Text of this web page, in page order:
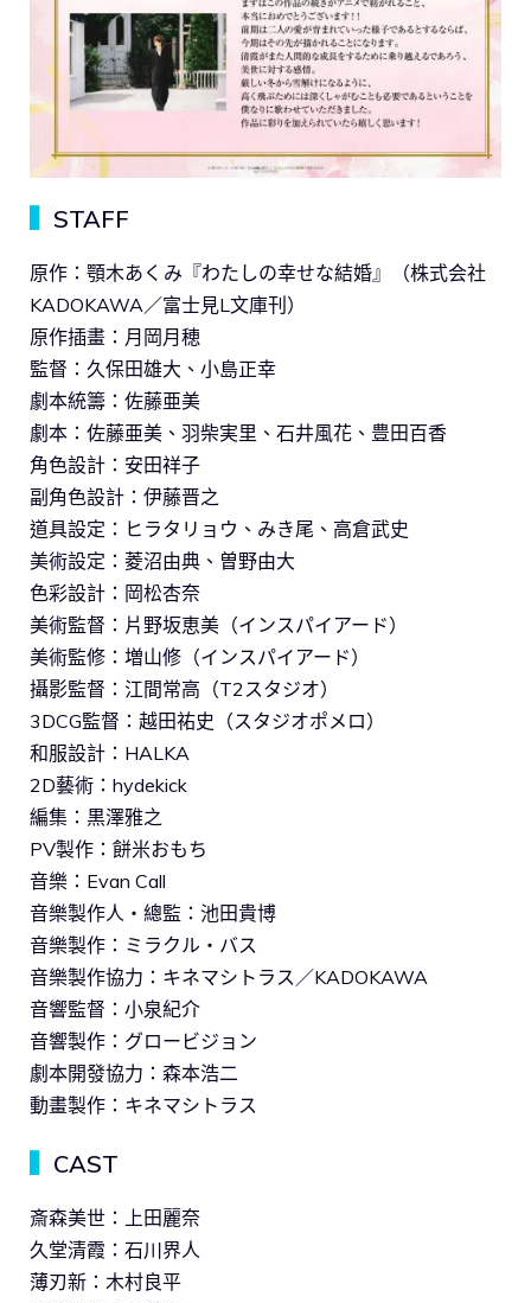
STAFF
原作：顎木あくみ『わたしの幸せな結婚』（株式会社
KADOKAWA／富士見L文庫刊）
原作插畫：月岡月穂
監督：久保田雄大、小島正幸
劇本統籌：佐藤亜美
劇本：佐藤亜美、羽柴実里、石井風花、豊田百香
角色設計：安田祥子
副角色設計：伊藤晋之
道具設定：ヒラタリョウ、みき尾、高倉武史
美術設定：菱沼由典、曽野由大
色彩設計：岡松杏奈
美術監督：片野坂恵美（インスパイアード）
美術監修：増山修（インスパイアード）
攝影監督：江間常高（T2スタジオ）
3DCG監督：越田祐史（スタジオポメロ）
和服設計：HALKA
2D藝術：hydekick
編集：黒澤雅之
PV製作：餅米おもち
音樂：Evan Call
音樂製作人・總監：池田貴博
音樂製作：ミラクル・バス
音樂製作協力：キネマシトラス／KADOKAWA
音響監督：小泉紀介
音響製作：グロービジョン
劇本開發協力：森本浩二
動畫製作：キネマシトラス
CAST
斎森美世：上田麗奈
久堂清霞：石川界人
薄刃新：木村良平